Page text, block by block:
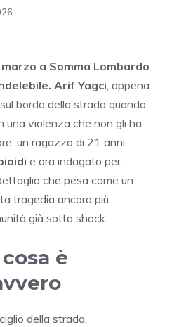
a Somma Lombardo
Arif Yagci , appena
bordo della strada quando
una violenza che non gli ha
un ragazzo di 21 anni,
e ora indagato per
che pesa come un
tragedia ancora più
già sotto shock.
è
della strada,